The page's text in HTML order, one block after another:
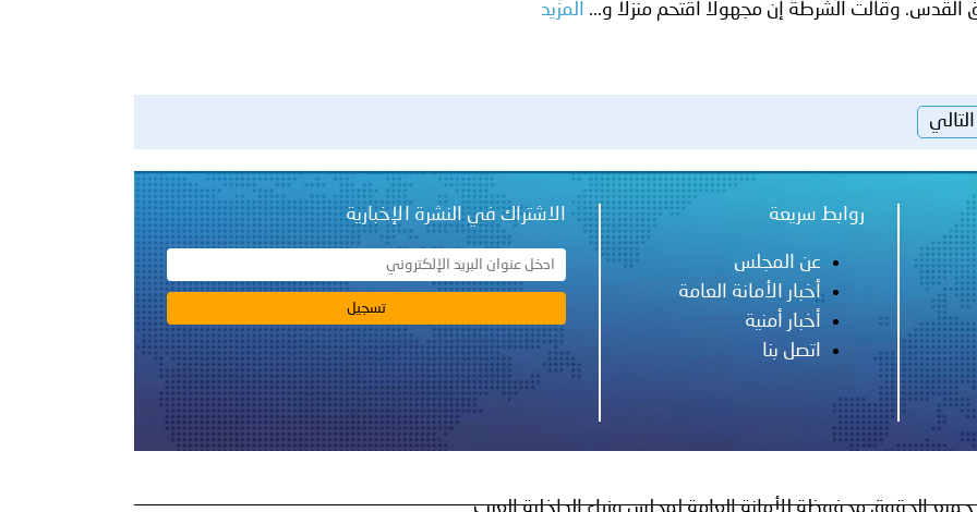
القدس. وقالت الشرطة إن مجهولًا اقتحم منزلًا و...
المزيد
التالي
روابط سريعة
عن المجلس
أخبار الأمانة العامة
أخبار أمنية
اتصل بنا
الاشتراك في النشرة الإخبارية
الحقوق محفوظة للأمانة العامة لمجلس وزراء الداخلية العرب